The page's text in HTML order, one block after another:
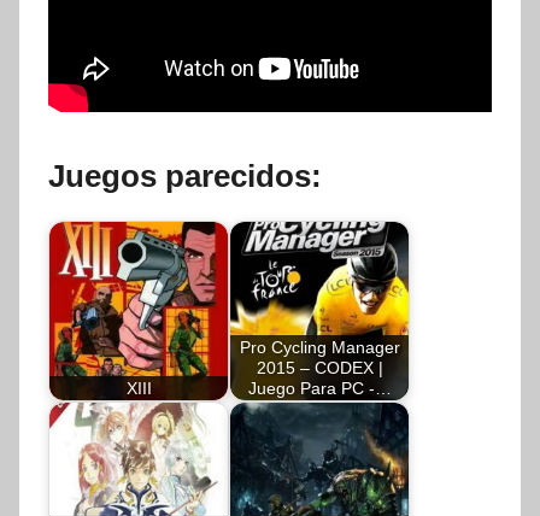
Juegos parecidos:
XIII
Pro Cycling Manager
2015 – CODEX |
Juego Para PC -…